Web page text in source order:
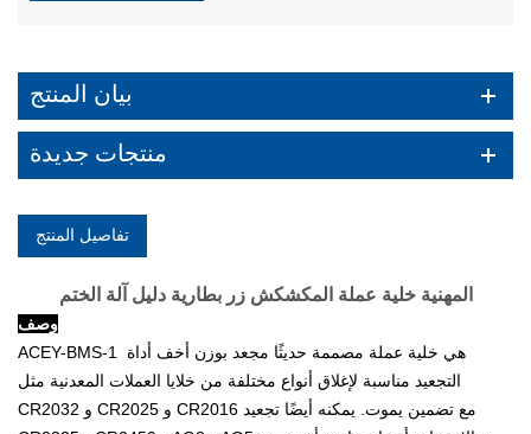
بيان المنتج
منتجات جديدة
تفاصيل المنتج
المهنية خلية عملة المكشكش زر بطارية دليل آلة الختم
وصف
ACEY-BMS-1 ​​ هي خلية عملة مصممة حديثًا مجعد بوزن أخف أداة
التجعيد مناسبة لإغلاق أنواع مختلفة من خلايا العملات المعدنية مثل
CR2032 و CR2025 و CR2016 مع تضمين يموت. يمكنه أيضًا تجعيد